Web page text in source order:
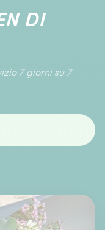
DI
7 giorni su 7